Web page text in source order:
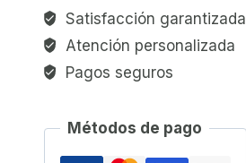
Satisfacción garantizada
Atención personalizada
Pagos seguros
Métodos de pago